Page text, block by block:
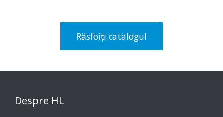
Răsfoiți catalogul
Despre HL